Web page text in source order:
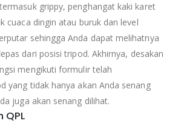
grippy, penghangat kaki karet
cuaca dingin atau buruk dan level
sehingga Anda dapat melihatnya
dari posisi tripod. Akhirnya, desakan
mengikuti formulir telah
yang tidak hanya akan Anda senang
juga akan senang dilihat.
QPL